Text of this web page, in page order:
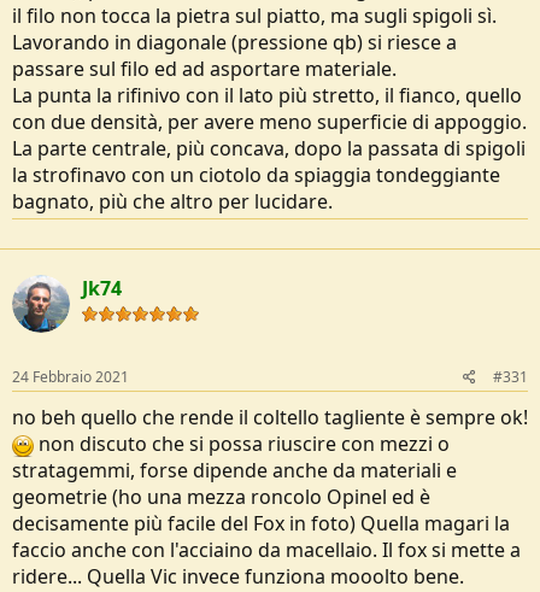
il filo non tocca la pietra sul piatto, ma sugli spigoli sì.
Lavorando in diagonale (pressione qb) si riesce a
passare sul filo ed ad asportare materiale.
La punta la rifinivo con il lato più stretto, il fianco, quello
con due densità, per avere meno superficie di appoggio.
La parte centrale, più concava, dopo la passata di spigoli
la strofinavo con un ciotolo da spiaggia tondeggiante
bagnato, più che altro per lucidare.
Jk74
24 Febbraio 2021 #331
no beh quello che rende il coltello tagliente è sempre ok!
non discuto che si possa riuscire con mezzi o
stratagemmi, forse dipende anche da materiali e
geometrie (ho una mezza roncolo Opinel ed è
decisamente più facile del Fox in foto) Quella magari la
faccio anche con l'acciaino da macellaio. Il fox si mette a
ridere... Quella Vic invece funziona mooolto bene.